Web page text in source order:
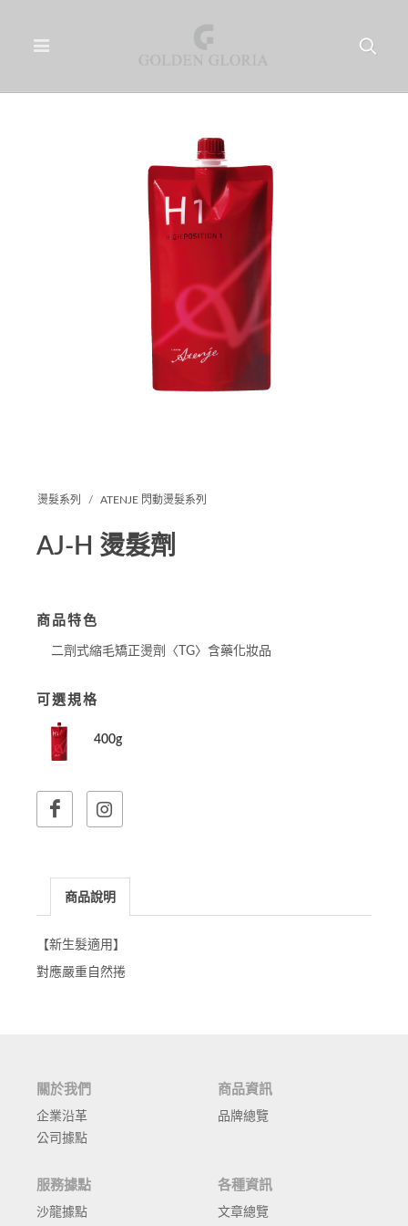
燙髮系列 ATENJE 閃動燙髮系列
AJ-H 燙髮劑
商品特色
二劑式縮毛矯正燙劑〈TG〉含藥化妝品
可選規格
400g
商品說明
【新生髮適用】
對應嚴重自然捲
關於我們
企業沿革
公司據點
商品資訊
品牌總覽
服務據點
沙龍據點
各種資訊
文章總覽